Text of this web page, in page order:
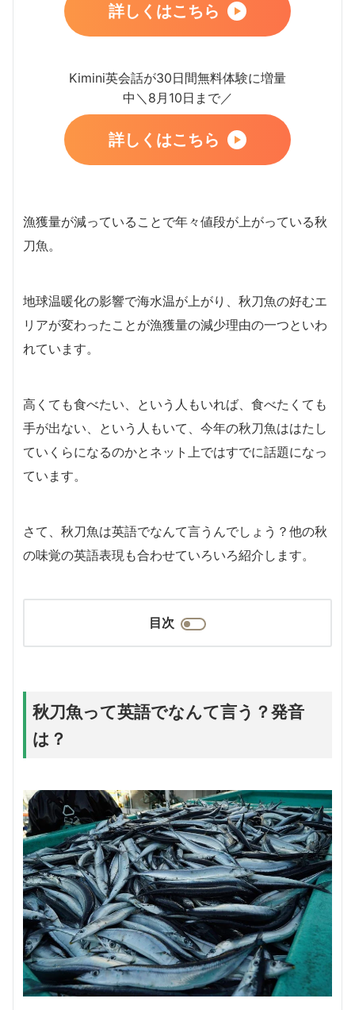
詳しくはこちら
Kimini英会話が30日間無料体験に増量
中＼8月10日まで／
詳しくはこちら
漁獲量が減っていることで年々値段が上がっている秋
刀魚。
地球温暖化の影響で海水温が上がり、秋刀魚の好むエ
リアが変わったことが漁獲量の減少理由の一つといわ
れています。
高くても食べたい、という人もいれば、食べたくても
手が出ない、という人もいて、今年の秋刀魚ははたし
ていくらになるのかとネット上ではすでに話題になっ
ています。
さて、秋刀魚は英語でなんて言うんでしょう？他の秋
の味覚の英語表現も合わせていろいろ紹介します。
目次
秋刀魚って英語でなんて言う？発音
は？